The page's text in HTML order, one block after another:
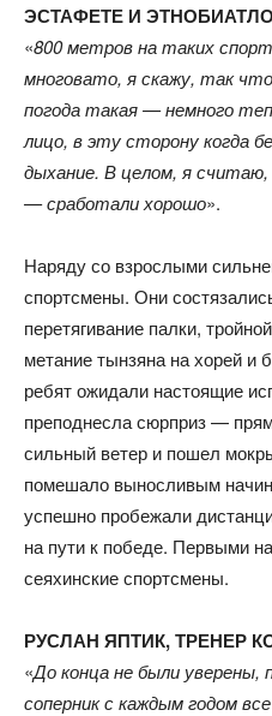
ЭСТАФЕТЕ И
«800 метров на таких
многовато, я скажу, так
погода такая — немного
лицо, в эту сторону когда
дыхание. В целом, я
— сработали хорошо».
Наряду со взрослыми
спортсмены. Они
перетягивание палки,
метание тынзяна на хорей и
ребят ожидали настоящие
преподнесла сюрприз —
сильный ветер и пошел
помешало выносливым
успешно пробежали
на пути к победе. Первыми
сеяхинские спортсмены.
РУСЛАН ЯПТИК, ТРЕНЕР
«До конца не были
соперник с каждым годом